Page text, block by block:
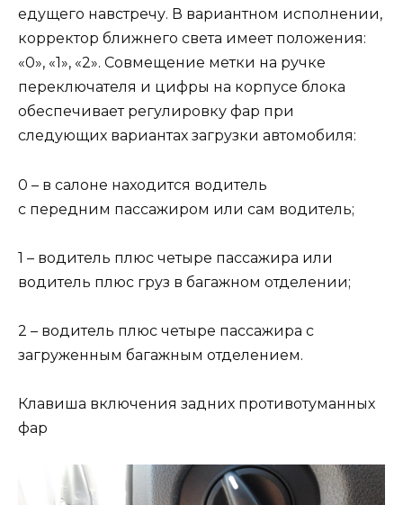
едущего навстречу. В вариантном исполнении,
корректор ближнего света имеет положения:
«0», «1», «2». Совмещение метки на ручке
переключателя и цифры на корпусе блока
обеспечивает регулировку фар при
следующих вариантах загрузки автомобиля:
0 – в салоне находится водитель
с передним пассажиром или сам водитель;
1 – водитель плюс четыре пассажира или
водитель плюс груз в багажном отделении;
2 – водитель плюс четыре пассажира с
загруженным багажным отделением.
Клавиша включения задних противотуманных
фар